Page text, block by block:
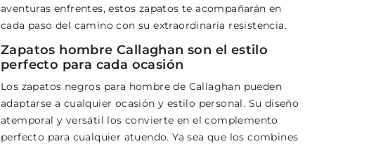
aventuras enfrentes, estos zapatos te acompañarán en
cada paso del camino con su extraordinaria resistencia.
Zapatos hombre Callaghan son el estilo
perfecto para cada ocasión
Los zapatos negros para hombre de Callaghan pueden
adaptarse a cualquier ocasión y estilo personal. Su diseño
atemporal y versátil los convierte en el complemento
perfecto para cualquier atuendo. Ya sea que los combines